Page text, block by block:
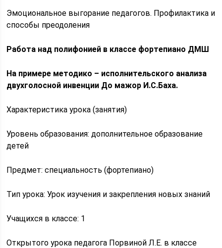
Эмоциональное выгорание педагогов. Профилактика и
способы преодоления
Работа над полифонией в классе фортепиано ДМШ
На примере методико – исполнительского анализа
двухголосной инвенции До мажор И.С.Баха.
Характеристика урока (занятия)
Уровень образования: дополнительное образование
детей
Предмет: специальность (фортепиано)
Тип урока: Урок изучения и закрепления новых знаний
Учащихся в классе: 1
Открытого урока педагога Порвиной Л.Е. в классе